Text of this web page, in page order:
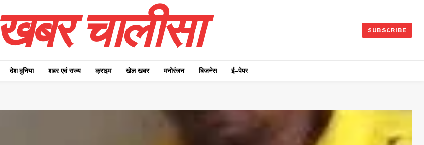
खबर चालीसा SUBSCRIBE
देश दुनिया शहर एवं राज्य क्राइम खेल खबर मनोरंजन बिजनेस ई-पेपर